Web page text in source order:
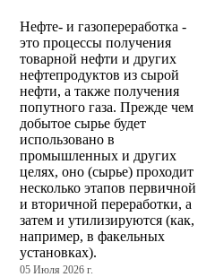
Нефте- и газопереработка -
это процессы получения
товарной нефти и других
нефтепродуктов из сырой
нефти, а также получения
попутного газа. Прежде чем
добытое сырье будет
использовано в
промышленных и других
целях, оно (сырье) проходит
несколько этапов первичной
и вторичной переработки, а
затем и утилизируются (как,
например, в факельных
установках).
05 Июля 2026 г.